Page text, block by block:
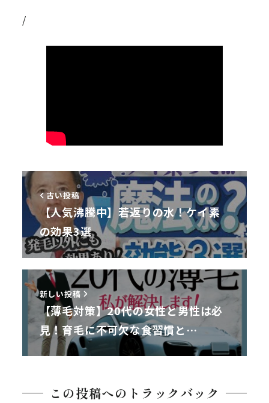
/
古い投稿
【人気沸騰中】若返りの水！ケイ素
の効果3選
新しい投稿
【薄毛対策】20代の女性と男性は必
見！育毛に不可欠な食習慣と…
この投稿へのトラックバック